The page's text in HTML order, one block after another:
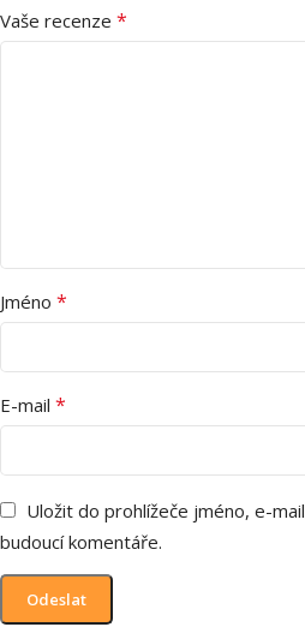
Vaše recenze *
Jméno *
E-mail *
Uložit do prohlížeče jméno, e-
budoucí komentáře.